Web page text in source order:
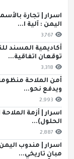
اسرار | تجارة
اليمن : آلية ا...
3,767
أكاديمية المسند
توقعان اتفاقية...
3,318
أمن الملاحة
ويدفع نحو...
2,993
اسرار | أزمة
الحلول)...
2,887
اسرار | مندوب
مبانٍ تاريخي...